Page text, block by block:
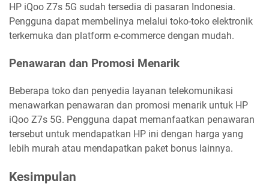
HP iQoo Z7s 5G sudah tersedia di pasaran Indonesia.
Pengguna dapat membelinya melalui toko-toko elektronik
terkemuka dan platform e-commerce dengan mudah.
Penawaran dan Promosi Menarik
Beberapa toko dan penyedia layanan telekomunikasi
menawarkan penawaran dan promosi menarik untuk HP
iQoo Z7s 5G. Pengguna dapat memanfaatkan penawaran
tersebut untuk mendapatkan HP ini dengan harga yang
lebih murah atau mendapatkan paket bonus lainnya.
Kesimpulan